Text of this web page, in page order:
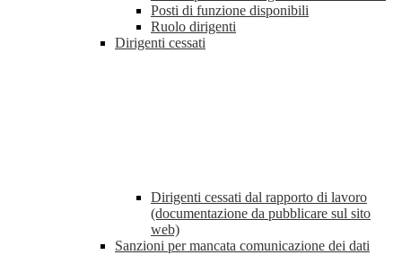
Posti di funzione disponibili
Ruolo dirigenti
Dirigenti cessati
Dirigenti cessati dal rapporto di lavoro
(documentazione da pubblicare sul sito
web)
Sanzioni per mancata comunicazione dei dati